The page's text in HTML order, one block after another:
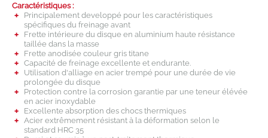
Caractéristiques :
Principalement developpé pour les caractéristiques
spécifiques du freinage avant
Frette intérieure du disque en aluminium haute résistance
taillée dans la masse
Frette anodisée couleur gris titane
Capacité de freinage excellente et endurante.
Utilisation d'alliage en acier trempé pour une durée de vie
prolongée du disque
Protection contre la corrosion garantie par une teneur élévée
en acier inoxydable
Excellente absorption des chocs thermiques
Acier extrêmement résistant à la déformation selon le
standard HRC 35